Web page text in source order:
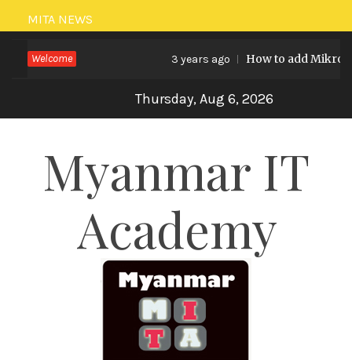
Skip
to
content
MITA NEWS
Welcome 3 years ago How to add Mikrotik
Thursday, Aug 6, 2026
Myanmar IT
Academy